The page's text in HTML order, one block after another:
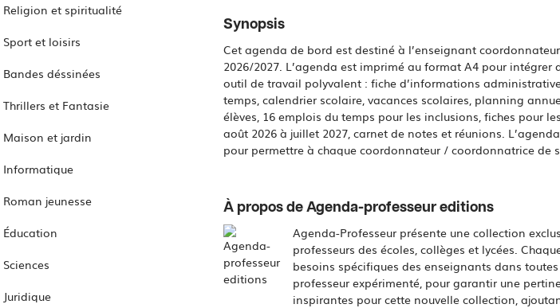
Religion et spiritualité
Sport et loisirs
Bandes déssinées
Thrillers et Fantasie
Maison et jardin
Informatique
Roman jeunesse
Éducation
Sciences
Juridique
Synopsis
Cet agenda de bord est destiné à l’enseignant
2026/2027. L’agenda est imprimé au format A4 pour
outil de travail polyvalent : fiche d’informations
temps, calendrier scolaire, vacances scolaires, planning
élèves, 16 emplois du temps pour les inclusions, fiches pour
août 2026 à juillet 2027, carnet de notes et réunions.
pour permettre à chaque coordonnateur / coordonnatrice de
À propos de Agenda-professeur editions
Agenda-Professeur présente une collection
professeurs des écoles, collèges et lycées.
besoins spécifiques des enseignants dans
professeur expérimenté, pour garantir une
inspirantes pour cette nouvelle collection,